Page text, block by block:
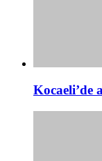
Kocaeli’de